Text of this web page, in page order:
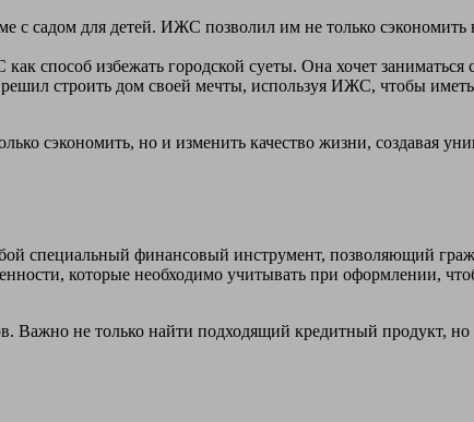
с садом для детей. ИЖС позволил им не только
способ избежать городской суеты. Она хочет заниматься
строить дом своей мечты, используя ИЖС, чтобы
сэкономить, но и изменить качество жизни, создавая
специальный финансовый инструмент, позволяющий
которые необходимо учитывать при оформлении,
Важно не только найти подходящий кредитный продукт,